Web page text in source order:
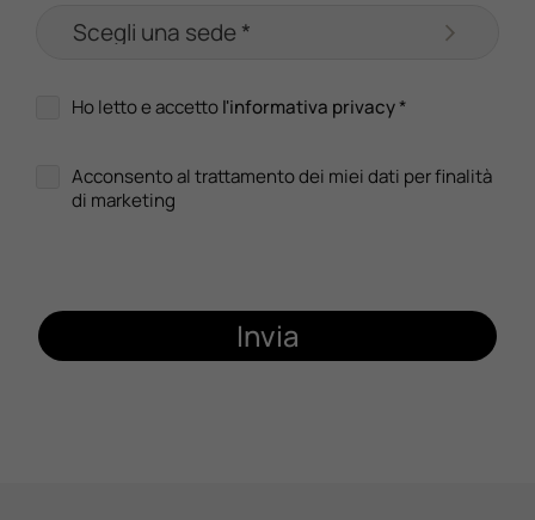
Ho letto e accettol'informativa privacy*
Acconsento al trattamento dei miei dati per finalità
di marketing
Invia